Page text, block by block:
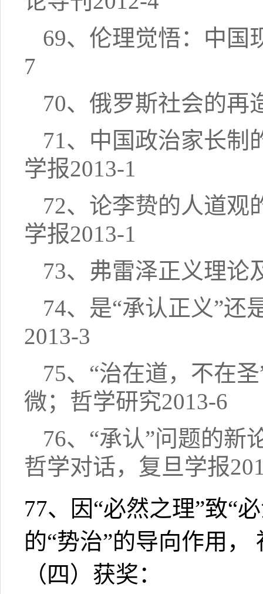
69、伦理觉悟：中国
7
70、俄罗斯社会的再
71、中国政治家长制
学报2013-1
72、论李贽的人道观
学报2013-1
73、弗雷泽正义理论
74、是“承认正义”还
2013-3
75、“治在道，不在
微；哲学研究2013-6
76、“承认”问题的
哲学对话，复旦学报
77、因“必然之理”致“
的“势治”的导向作用，
（四）获奖：